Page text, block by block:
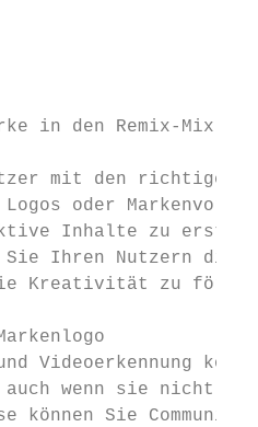
in den Remix-Mix
mit den
oder
Inhalte zu
Sie Ihren Nutzern
die Kreativität zu
Ihr Markenlogo
Videoerkennung
wenn sie nicht
können Sie